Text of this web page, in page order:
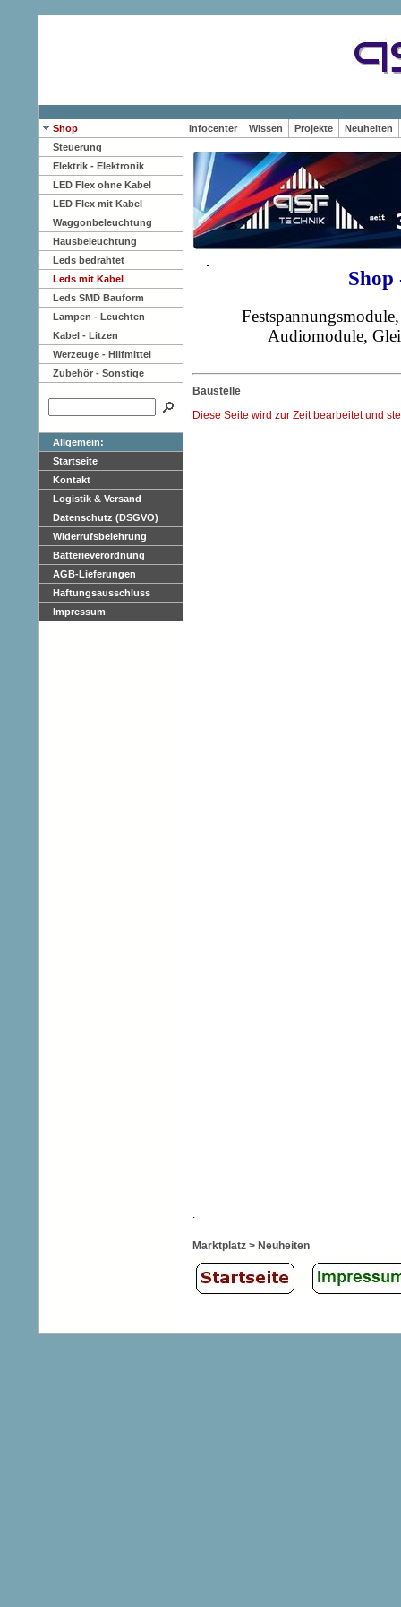
Shop Infocenter Wissen Projekte Neuheiten
Steuerung
Elektrik - Elektronik
LED Flex ohne Kabel
LED Flex mit Kabel
Waggonbeleuchtung
Hausbeleuchtung
Leds bedrahtet
Leds mit Kabel
Leds SMD Bauform
Lampen - Leuchten
Kabel - Litzen
Werzeuge - Hilfmittel
Zubehör - Sonstige
Allgemein:
Startseite
Kontakt
Logistik & Versand
Datenschutz (DSGVO)
Widerrufsbelehrung
Batterieverordnung
AGB-Lieferungen
Haftungsausschluss
Impressum
Shop
Audiomodule,
Baustelle
Diese Seite wird zur Zeit bearbeitet und
Marktplatz > Neuheiten